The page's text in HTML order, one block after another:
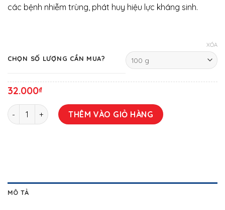
các bệnh nhiễm trùng, phát huy hiệu lực kháng sinh.
CHỌN SỐ LƯỢNG CẦN MUA?
XÓA
32.000₫
MULTI-GLUCAN số lượngTHÊM VÀO GIỎ HÀNG
MÔ TẢ